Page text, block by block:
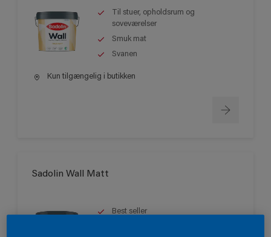
Til stuer, opholdsrum og
soveværelser
Smuk mat
Svanen
Kun tilgængelig i butikken
Sadolin Wall Matt
Best seller